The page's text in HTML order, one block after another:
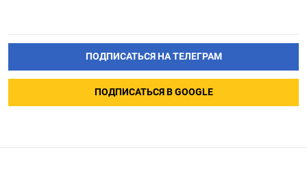
ПОДПИСАТЬСЯ НА ТЕЛЕГРАМ
ПОДПИСАТЬСЯ В GOOGLE